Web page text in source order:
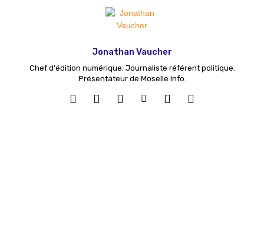
Jonathan Vaucher
Chef d'édition numérique. Journaliste référent politique.
Présentateur de Moselle Info.